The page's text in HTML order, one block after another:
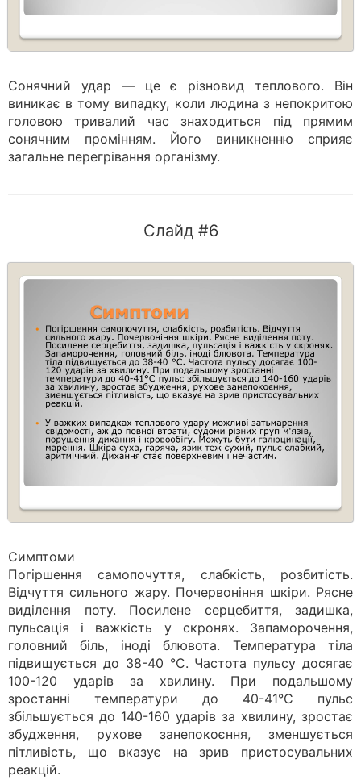
Сонячний удар — це є різновид теплового. Він
виникає в тому випадку, коли людина з непокритою
головою тривалий час знаходиться під прямим
сонячним промінням. Його виникненню сприяє
загальне перегрівання організму.
Слайд #6
Симптоми
Погіршення самопочуття, слабкість, розбитість.
Відчуття сильного жару. Почервоніння шкіри. Рясне
виділення поту. Посилене серцебиття, задишка,
пульсація і важкість у скронях. Запаморочення,
головний біль, іноді блювота. Температура тіла
підвищується до 38-40 °С. Частота пульсу досягає
100-120 ударів за хвилину. При подальшому
зростанні температури до 40-41°С пульс
збільшується до 140-160 ударів за хвилину, зростає
збудження, рухове занепокоєння, зменшується
пітливість, що вказує на зрив пристосувальних
реакцій.